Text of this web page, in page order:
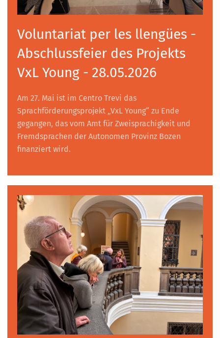
Voluntariat per les llengües -
Abschlussfeier des Projekts
VxL Young - 28.05.2026
Am 27. Mai ist im Centro Trevi das
Sprachförderungsprojekt „VxL Young“ zu Ende
gegangen, das vom Amt für Zweisprachigkeit und
Fremdsprachen der Autonomen Provinz Bozen
finanziert wird.